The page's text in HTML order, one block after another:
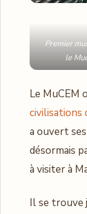
Premier
le
Le MuCEM
civilisations
a ouvert
désormais
à visiter à
Il se trouve